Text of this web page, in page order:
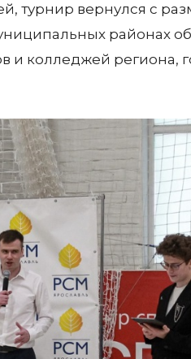
турнир вернулся с
районах
и колледжей региона,